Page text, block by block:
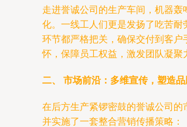
走进誉诚公司的生产车间，机器
化。一线工人们更是发扬了吃苦
环节都严格把关，确保交付到客
怀，保障员工权益，激发团队凝聚
二、 市场前沿：多维宣传，塑造品
在后方生产紧锣密鼓的誉诚公司的
并实施了一套整合营销传播策略：